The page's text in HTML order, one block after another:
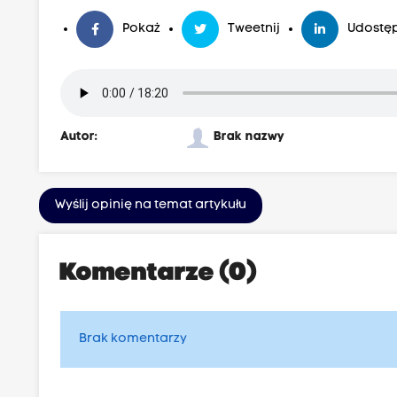
Pokaż Tweetnij
Autor: Brak nazwy
Wyślij opinię na temat artykułu
Komentarze (0)
Brak komentarzy